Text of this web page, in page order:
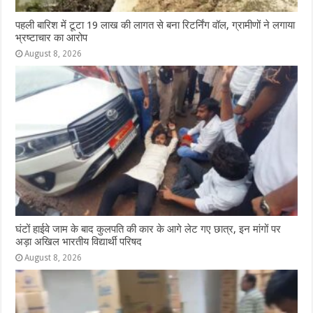
पहली बारिश में टूटा 19 लाख की लागत से बना रिटर्निंग वॉल, ग्रामीणों ने लगाया
भ्रष्टाचार का आरोप
August 8, 2026
घंटों हाईवे जाम के बाद कुलपति की कार के आगे लेट गए छात्र, इन मांगों पर
अड़ा अखिल भारतीय विद्यार्थी परिषद
August 8, 2026